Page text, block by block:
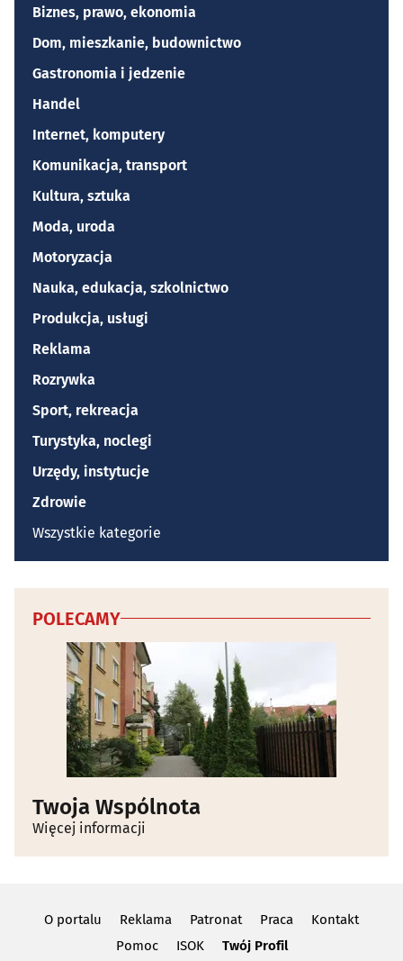
Biznes, prawo, ekonomia
Dom, mieszkanie, budownictwo
Gastronomia i jedzenie
Handel
Internet, komputery
Komunikacja, transport
Kultura, sztuka
Moda, uroda
Motoryzacja
Nauka, edukacja, szkolnictwo
Produkcja, usługi
Reklama
Rozrywka
Sport, rekreacja
Turystyka, noclegi
Urzędy, instytucje
Zdrowie
Wszystkie kategorie
POLECAMY
Twoja Wspólnota
Więcej informacji
O portalu Reklama Patronat Praca
Kontakt
Pomoc
ISOK Twój Profil